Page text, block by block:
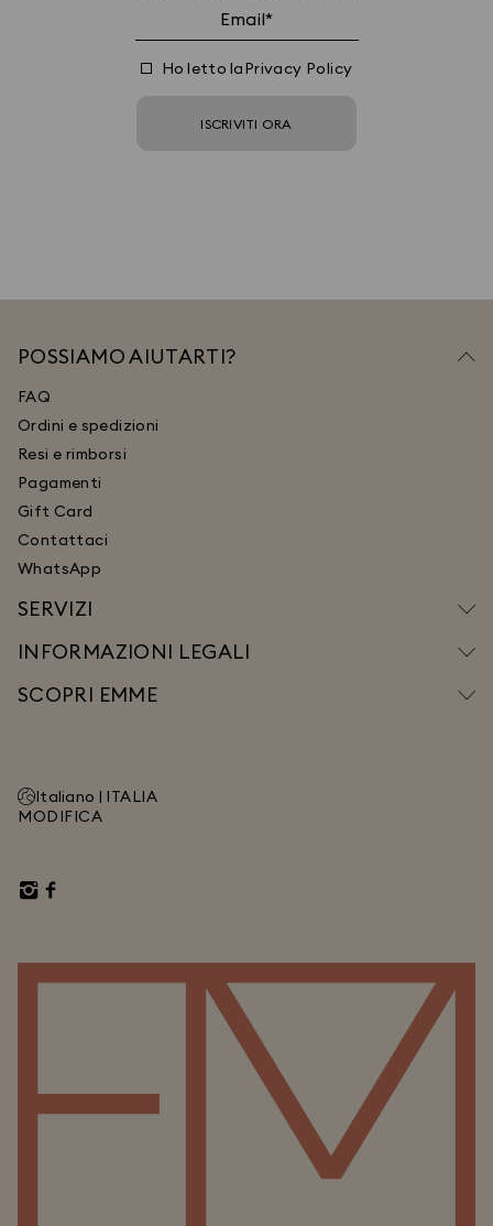
Ho letto laPrivacy Policy
ISCRIVITI ORA
POSSIAMO AIUTARTI?
FAQ
Ordini e spedizioni
Resi e rimborsi
Pagamenti
Gift Card
Contattaci
WhatsApp
SERVIZI
INFORMAZIONI LEGALI
SCOPRI EMME
Italiano | ITALIA
MODIFICA